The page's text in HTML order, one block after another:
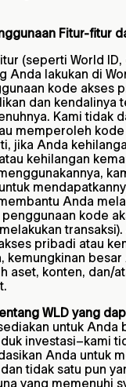
Fitur-fitur
(seperti World
Anda lakukan di
kode akses
dan kendalinya
Kami tidak
memperoleh
jika Anda
kehilangan
Anda
kode
transaksi).
pribadi atau
kemungkinan besar
aset, konten, dan/
WLD yang
untuk Anda
investasi–kami
Anda untuk
tidak satu pun
yang memenuhi